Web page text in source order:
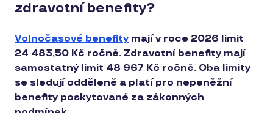
zdravotní benefity?
Volnočasové benefity mají v roce 2026 limit
24 483,50 Kč ročně. Zdravotní benefity mají
samostatný limit 48 967 Kč ročně. Oba limity
se sledují odděleně a platí pro nepeněžní
benefity poskytované za zákonných